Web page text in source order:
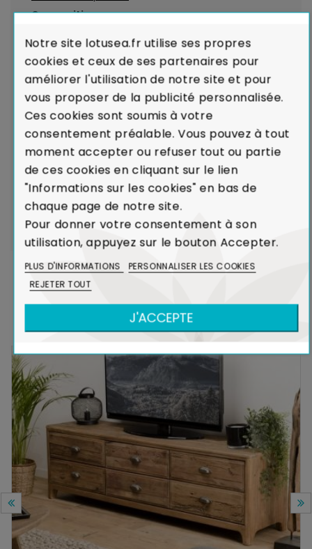
Composition:
patine brute
LIVRAISON par transporteurs spécialisés : Voir les
modalités de livraison
Garantie de Conformité : Satisfait ou
Remboursé.En cas de défaut majeur sur un produit
reçu ou de non-conformité par rapport à votre
commande, nous remplaçons aussitôt votre meuble.
Voir Charte de Qualité
DANS LA MÊME COLLECTION
Notre site lotusea.fr utilise ses propres
cookies et ceux de ses partenaires pour
améliorer l'utilisation de notre site et pour
vous proposer de la publicité personnalisée.
Ces cookies sont soumis à votre
consentement préalable. Vous pouvez à tout
moment accepter ou refuser tout ou partie
de ces cookies en cliquant sur le lien
"Informations sur les cookies" en bas de
chaque page de notre site.
Pour donner votre consentement à son
utilisation, appuyez sur le bouton Accepter.
PLUS D'INFORMATIONS
PERSONNALISER LES COOKIES
REJETER TOUT
J'ACCEPTE